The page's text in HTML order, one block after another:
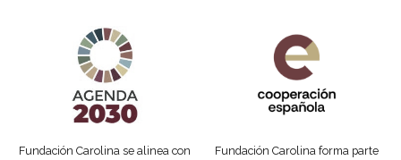
Fundación Carolina se alinea con
Fundación Carolina forma parte